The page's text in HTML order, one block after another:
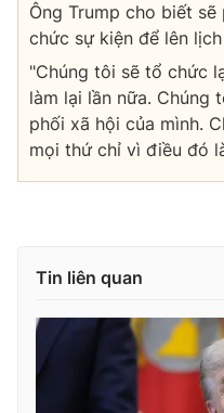
Ông Trump cho biết
chức sự kiện để lên
"Chúng tôi sẽ tổ chức
làm lại lần nữa. Chúng
phối xã hội của mình.
mọi thứ chỉ vì điều đó
Tin liên quan